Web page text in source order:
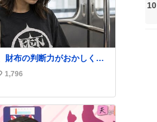
財布の判断力がおかしくな
1,796
10